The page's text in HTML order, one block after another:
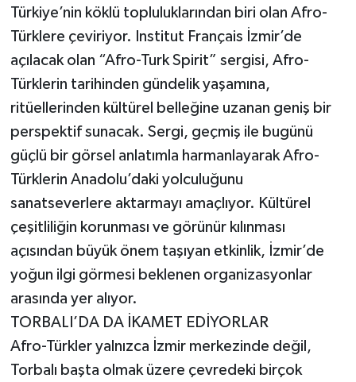
Türkiye’nin köklü topluluklarından biri olan Afro-
Türklere çeviriyor. Institut Français İzmir’de
açılacak olan “Afro-Turk Spirit” sergisi, Afro-
Türklerin tarihinden gündelik yaşamına,
ritüellerinden kültürel belleğine uzanan geniş bir
perspektif sunacak. Sergi, geçmiş ile bugünü
güçlü bir görsel anlatımla harmanlayarak Afro-
Türklerin Anadolu’daki yolculuğunu
sanatseverlere aktarmayı amaçlıyor. Kültürel
çeşitliliğin korunması ve görünür kılınması
açısından büyük önem taşıyan etkinlik, İzmir’de
yoğun ilgi görmesi beklenen organizasyonlar
arasında yer alıyor.
TORBALI’DA DA İKAMET EDİYORLAR
Afro-Türkler yalnızca İzmir merkezinde değil,
Torbalı başta olmak üzere çevredeki birçok